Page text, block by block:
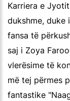
Karriera e
dukshme, duke
fansa të
saj i Zoya
vlerësime të
më tej përmes
fantastike